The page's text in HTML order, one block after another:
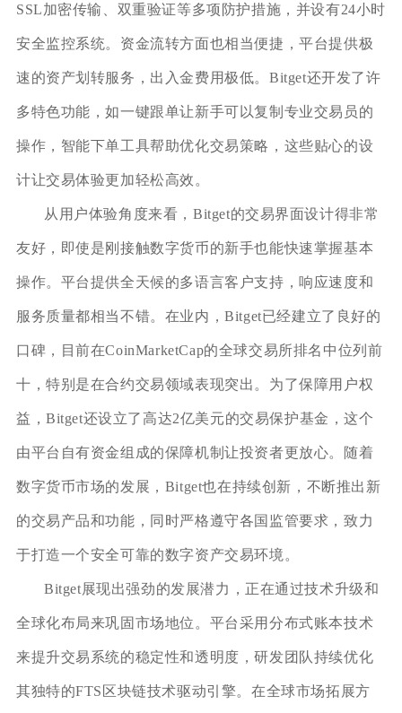
SSL加密传输、双重验证等多项防护措施，并设有24小时
安全监控系统。资金流转方面也相当便捷，平台提供极
速的资产划转服务，出入金费用极低。Bitget还开发了许
多特色功能，如一键跟单让新手可以复制专业交易员的
操作，智能下单工具帮助优化交易策略，这些贴心的设
计让交易体验更加轻松高效。
从用户体验角度来看，Bitget的交易界面设计得非常
友好，即使是刚接触数字货币的新手也能快速掌握基本
操作。平台提供全天候的多语言客户支持，响应速度和
服务质量都相当不错。在业内，Bitget已经建立了良好的
口碑，目前在CoinMarketCap的全球交易所排名中位列前
十，特别是在合约交易领域表现突出。为了保障用户权
益，Bitget还设立了高达2亿美元的交易保护基金，这个
由平台自有资金组成的保障机制让投资者更放心。随着
数字货币市场的发展，Bitget也在持续创新，不断推出新
的交易产品和功能，同时严格遵守各国监管要求，致力
于打造一个安全可靠的数字资产交易环境。
Bitget展现出强劲的发展潜力，正在通过技术升级和
全球化布局来巩固市场地位。平台采用分布式账本技术
来提升交易系统的稳定性和透明度，研发团队持续优化
其独特的FTS区块链技术驱动引擎。在全球市场拓展方